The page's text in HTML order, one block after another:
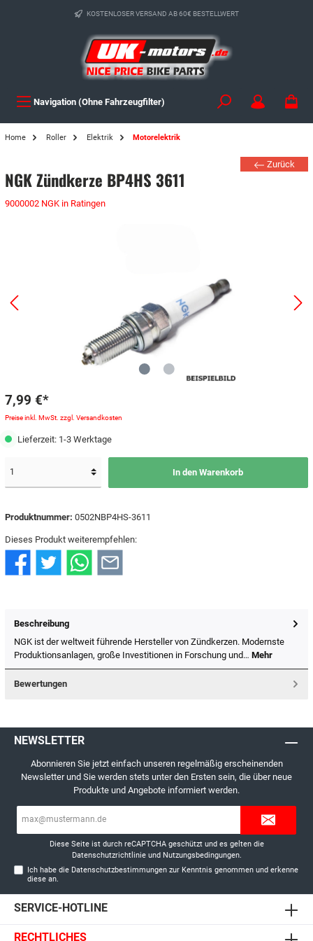
KOSTENLOSER VERSAND AB 60€ BESTELLWERT
Navigation (Ohne Fahrzeugfilter)
Home Roller Elektrik Motorelektrik
Zurück
NGK Zündkerze BP4HS 3611
9000002 NGK in Ratingen
7,99 €*
Preise inkl. MwSt. zzgl. Versandkosten
Lieferzeit: 1-3 Werktage
In den Warenkorb
Produktnummer: 0502NBP4HS-3611
Dieses Produkt weiterempfehlen:
Beschreibung
NGK ist der weltweit führende Hersteller von Zündkerzen. Modernste
Produktionsanlagen, große Investitionen in Forschung und… Mehr
Bewertungen
NEWSLETTER
Abonnieren Sie jetzt einfach unseren regelmäßig erscheinenden
Newsletter und Sie werden stets unter den Ersten sein, die über neue
Produkte und Angebote informiert werden.
Diese Seite ist durch reCAPTCHA geschützt und es gelten die
Datenschutzrichtlinieund Nutzungsbedingungen.
Ich habe die Datenschutzbestimmungen zur Kenntnis genommen und erkenne
diese an.
SERVICE-HOTLINE
RECHTLICHES